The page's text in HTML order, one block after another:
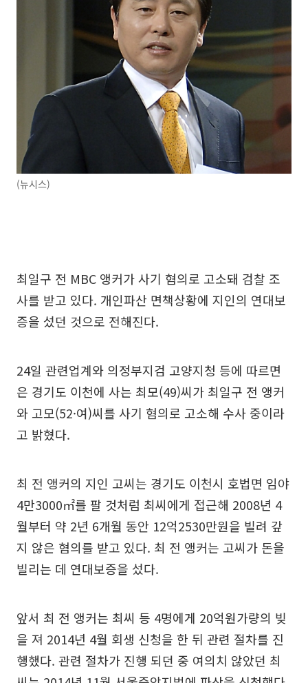
(뉴시스)
최일구 전 MBC 앵커가 사기 혐의로 고소돼 검찰 조
사를 받고 있다. 개인파산 면책상황에 지인의 연대보
증을 섰던 것으로 전해진다.
24일 관련업계와 의정부지검 고양지청 등에 따르면
은 경기도 이천에 사는 최모(49)씨가 최일구 전 앵커
와 고모(52·여)씨를 사기 혐의로 고소해 수사 중이라
고 밝혔다.
최 전 앵커의 지인 고씨는 경기도 이천시 호법면 임야
4만3000㎡를 팔 것처럼 최씨에게 접근해 2008년 4
월부터 약 2년 6개월 동안 12억2530만원을 빌려 갚
지 않은 혐의를 받고 있다. 최 전 앵커는 고씨가 돈을
빌리는 데 연대보증을 섰다.
앞서 최 전 앵커는 최씨 등 4명에게 20억원가량의 빚
을 져 2014년 4월 회생 신청을 한 뒤 관련 절차를 진
행했다. 관련 절차가 진행 되던 중 여의치 않았던 최